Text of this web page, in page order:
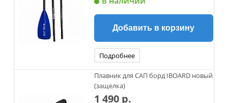
Добавить в корзину
Подробнее
Плавник для САП борд IBOARD новый
(защелка)
1 490 р.